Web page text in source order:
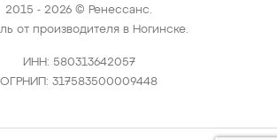
2015 - 2026 © Ренессанс.
от производителя в Ногинске.
ИНН: 580313642057
ОГРНИП: 317583500009448